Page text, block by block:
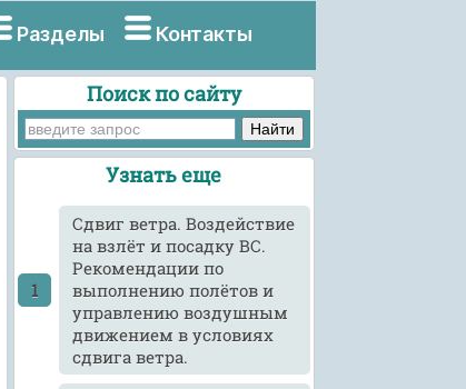
Разделы Контакты
Поиск по сайту
Узнать еще
Cдвиг ветра. Воздействие
на взлёт и посадку ВС.
Рекомендации по
выполнению полётов и
управлению воздушным
движением в условиях
сдвига ветра.